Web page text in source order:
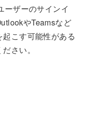
ーザーのサインイ
やTeamsなど
こす可能性がある
さい。